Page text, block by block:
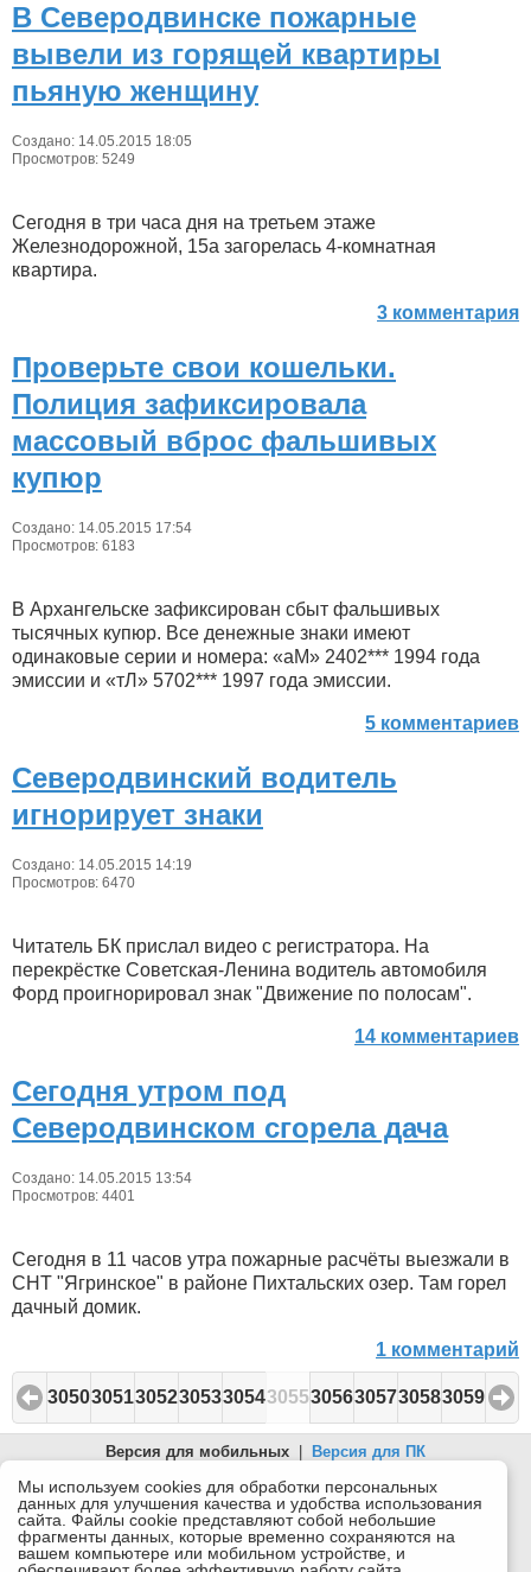
В Северодвинске пожарные
вывели из горящей квартиры
пьяную женщину
Создано: 14.05.2015 18:05
Просмотров: 5249
Сегодня в три часа дня на третьем этаже
Железнодорожной, 15а загорелась 4-комнатная
квартира.
3 комментария
Проверьте свои кошельки.
Полиция зафиксировала
массовый вброс фальшивых
купюр
Создано: 14.05.2015 17:54
Просмотров: 6183
В Архангельске зафиксирован сбыт фальшивых
тысячных купюр. Все денежные знаки имеют
одинаковые серии и номера: «аМ» 2402*** 1994 года
эмиссии и «тЛ» 5702*** 1997 года эмиссии.
5 комментариев
Северодвинский водитель
игнорирует знаки
Создано: 14.05.2015 14:19
Просмотров: 6470
Читатель БК прислал видео с регистратора. На
перекрёстке Советская-Ленина водитель автомобиля
Форд проигнорировал знак "Движение по полосам".
14 комментариев
Сегодня утром под
Северодвинском сгорела дача
Создано: 14.05.2015 13:54
Просмотров: 4401
Сегодня в 11 часов утра пожарные расчёты выезжали в
СНТ "Ягринское" в районе Пихтальских озер. Там горел
дачный домик.
1 комментарий
3050305130523053305430553056305730583059
Версия для мобильных | Версия для ПК
© 2026 Беломорканал Северодвинск tv29.ru
Joomla!is Free Software released under the GNU General Public
License.
Mobile version byMobile Joomla!
Мы используем cookies для обработки персональных
данных для улучшения качества и удобства использования
сайта. Файлы cookie представляют собой небольшие
фрагменты данных, которые временно сохраняются на
вашем компьютере или мобильном устройстве, и